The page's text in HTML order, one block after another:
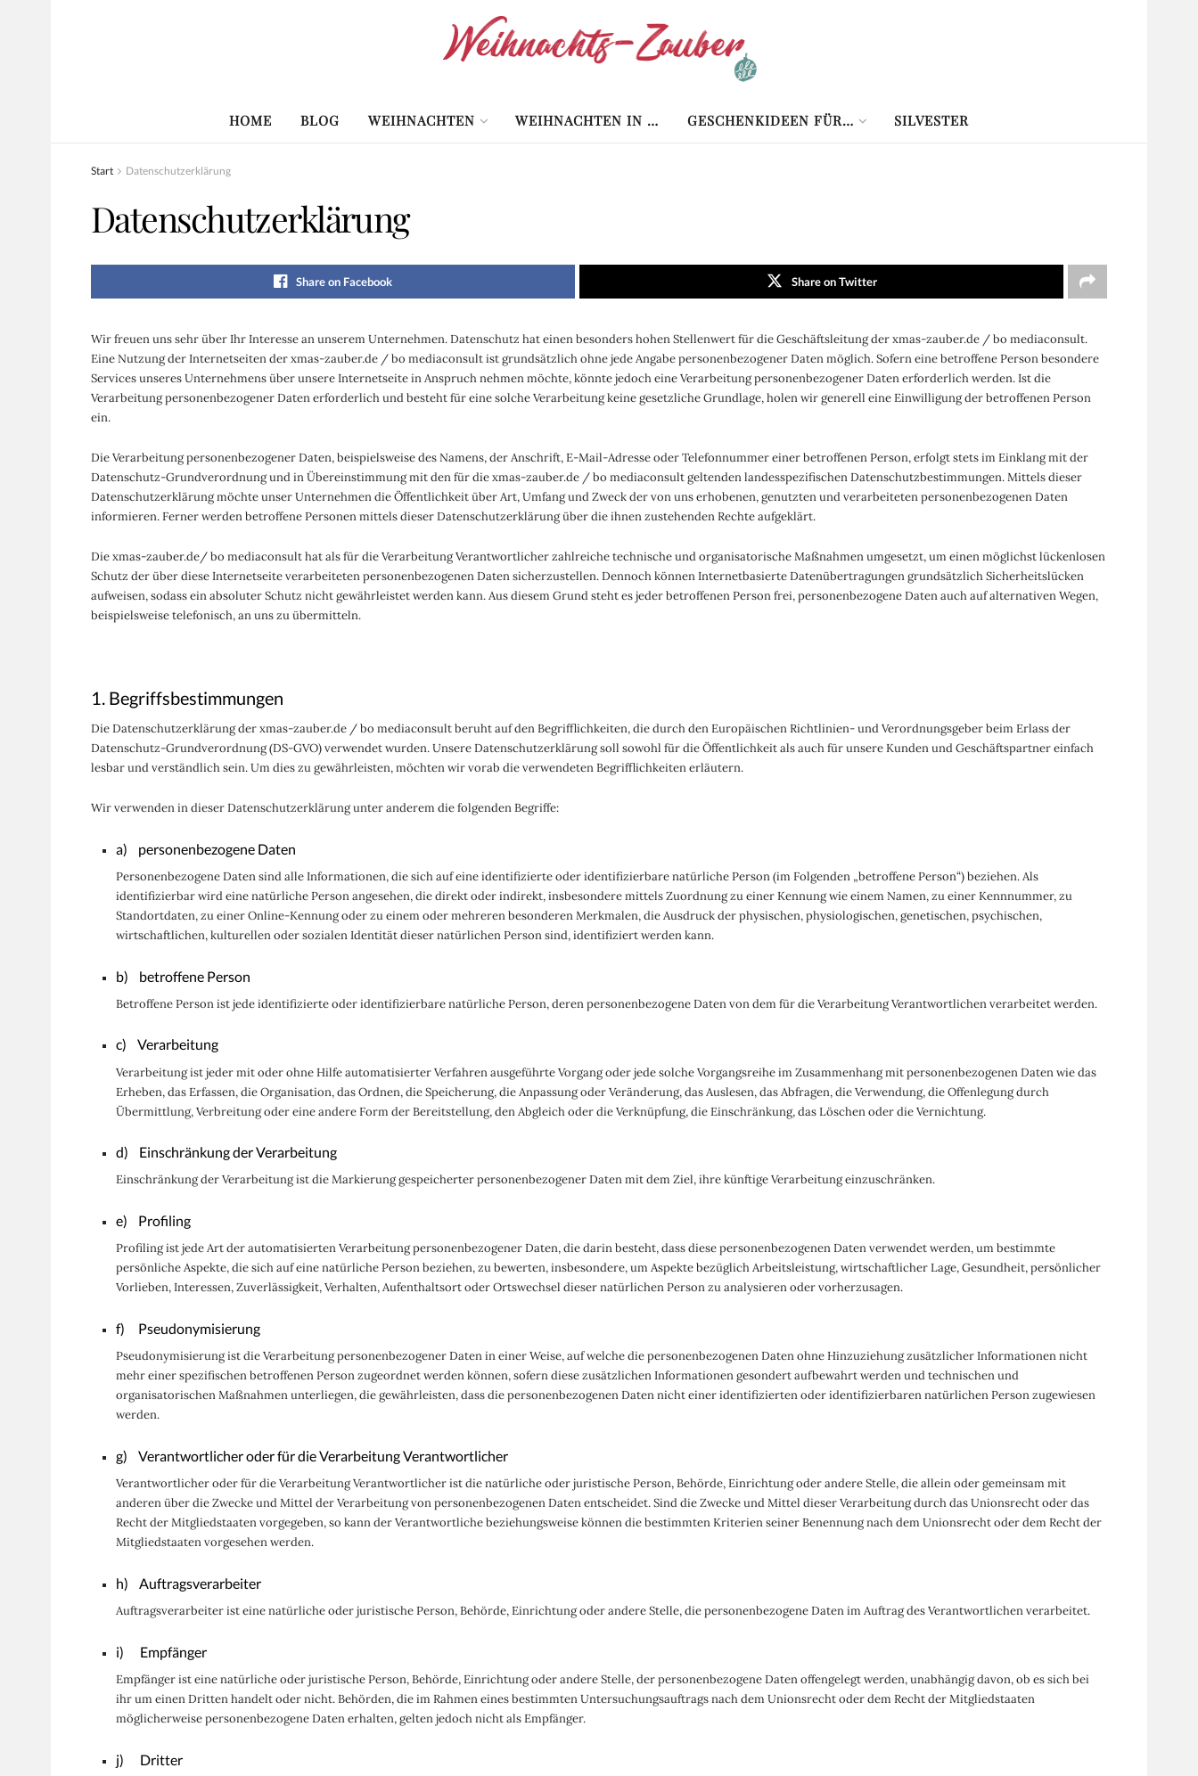
HOME BLOG WEIHNACHTEN WEIHNACHTEN IN … GESCHENKIDEEN FÜR… SILVESTER
Start Datenschutzerklärung
Datenschutzerklärung
Share on Facebook Share on Twitter
Wir freuen uns sehr über Ihr Interesse an unserem Unternehmen. Datenschutz hat einen besonders hohen Stellenwert für die Geschäftsleitung der xmas-zauber.de / bo mediaconsult.
Eine Nutzung der Internetseiten der xmas-zauber.de / bo mediaconsult ist grundsätzlich ohne jede Angabe personenbezogener Daten möglich. Sofern eine betroffene Person besondere
Services unseres Unternehmens über unsere Internetseite in Anspruch nehmen möchte, könnte jedoch eine Verarbeitung personenbezogener Daten erforderlich werden. Ist die
Verarbeitung personenbezogener Daten erforderlich und besteht für eine solche Verarbeitung keine gesetzliche Grundlage, holen wir generell eine Einwilligung der betroffenen Person
ein.
Die Verarbeitung personenbezogener Daten, beispielsweise des Namens, der Anschrift, E-Mail-Adresse oder Telefonnummer einer betroffenen Person, erfolgt stets im Einklang mit der
Datenschutz-Grundverordnung und in Übereinstimmung mit den für die xmas-zauber.de / bo mediaconsult geltenden landesspezifischen Datenschutzbestimmungen. Mittels dieser
Datenschutzerklärung möchte unser Unternehmen die Öffentlichkeit über Art, Umfang und Zweck der von uns erhobenen, genutzten und verarbeiteten personenbezogenen Daten
informieren. Ferner werden betroffene Personen mittels dieser Datenschutzerklärung über die ihnen zustehenden Rechte aufgeklärt.
Die xmas-zauber.de/ bo mediaconsult hat als für die Verarbeitung Verantwortlicher zahlreiche technische und organisatorische Maßnahmen umgesetzt, um einen möglichst lückenlosen
Schutz der über diese Internetseite verarbeiteten personenbezogenen Daten sicherzustellen. Dennoch können Internetbasierte Datenübertragungen grundsätzlich Sicherheitslücken
aufweisen, sodass ein absoluter Schutz nicht gewährleistet werden kann. Aus diesem Grund steht es jeder betroffenen Person frei, personenbezogene Daten auch auf alternativen Wegen,
beispielsweise telefonisch, an uns zu übermitteln.
1. Begriffsbestimmungen
Die Datenschutzerklärung der xmas-zauber.de / bo mediaconsult beruht auf den Begrifflichkeiten, die durch den Europäischen Richtlinien- und Verordnungsgeber beim Erlass der
Datenschutz-Grundverordnung (DS-GVO) verwendet wurden. Unsere Datenschutzerklärung soll sowohl für die Öffentlichkeit als auch für unsere Kunden und Geschäftspartner einfach
lesbar und verständlich sein. Um dies zu gewährleisten, möchten wir vorab die verwendeten Begrifflichkeiten erläutern.
Wir verwenden in dieser Datenschutzerklärung unter anderem die folgenden Begriffe:
a) personenbezogene Daten
Personenbezogene Daten sind alle Informationen, die sich auf eine identifizierte oder identifizierbare natürliche Person (im Folgenden „betroffene Person“) beziehen. Als
identifizierbar wird eine natürliche Person angesehen, die direkt oder indirekt, insbesondere mittels Zuordnung zu einer Kennung wie einem Namen, zu einer Kennnummer, zu
Standortdaten, zu einer Online-Kennung oder zu einem oder mehreren besonderen Merkmalen, die Ausdruck der physischen, physiologischen, genetischen, psychischen,
wirtschaftlichen, kulturellen oder sozialen Identität dieser natürlichen Person sind, identifiziert werden kann.
b) betroffene Person
Betroffene Person ist jede identifizierte oder identifizierbare natürliche Person, deren personenbezogene Daten von dem für die Verarbeitung Verantwortlichen verarbeitet werden.
c) Verarbeitung
Verarbeitung ist jeder mit oder ohne Hilfe automatisierter Verfahren ausgeführte Vorgang oder jede solche Vorgangsreihe im Zusammenhang mit personenbezogenen Daten wie das
Erheben, das Erfassen, die Organisation, das Ordnen, die Speicherung, die Anpassung oder Veränderung, das Auslesen, das Abfragen, die Verwendung, die Offenlegung durch
Übermittlung, Verbreitung oder eine andere Form der Bereitstellung, den Abgleich oder die Verknüpfung, die Einschränkung, das Löschen oder die Vernichtung.
d) Einschränkung der Verarbeitung
Einschränkung der Verarbeitung ist die Markierung gespeicherter personenbezogener Daten mit dem Ziel, ihre künftige Verarbeitung einzuschränken.
e) Profiling
Profiling ist jede Art der automatisierten Verarbeitung personenbezogener Daten, die darin besteht, dass diese personenbezogenen Daten verwendet werden, um bestimmte
persönliche Aspekte, die sich auf eine natürliche Person beziehen, zu bewerten, insbesondere, um Aspekte bezüglich Arbeitsleistung, wirtschaftlicher Lage, Gesundheit, persönlicher
Vorlieben, Interessen, Zuverlässigkeit, Verhalten, Aufenthaltsort oder Ortswechsel dieser natürlichen Person zu analysieren oder vorherzusagen.
f) Pseudonymisierung
Pseudonymisierung ist die Verarbeitung personenbezogener Daten in einer Weise, auf welche die personenbezogenen Daten ohne Hinzuziehung zusätzlicher Informationen nicht
mehr einer spezifischen betroffenen Person zugeordnet werden können, sofern diese zusätzlichen Informationen gesondert aufbewahrt werden und technischen und
organisatorischen Maßnahmen unterliegen, die gewährleisten, dass die personenbezogenen Daten nicht einer identifizierten oder identifizierbaren natürlichen Person zugewiesen
werden.
g) Verantwortlicher oder für die Verarbeitung Verantwortlicher
Verantwortlicher oder für die Verarbeitung Verantwortlicher ist die natürliche oder juristische Person, Behörde, Einrichtung oder andere Stelle, die allein oder gemeinsam mit
anderen über die Zwecke und Mittel der Verarbeitung von personenbezogenen Daten entscheidet. Sind die Zwecke und Mittel dieser Verarbeitung durch das Unionsrecht oder das
Recht der Mitgliedstaaten vorgegeben, so kann der Verantwortliche beziehungsweise können die bestimmten Kriterien seiner Benennung nach dem Unionsrecht oder dem Recht der
Mitgliedstaaten vorgesehen werden.
h) Auftragsverarbeiter
Auftragsverarbeiter ist eine natürliche oder juristische Person, Behörde, Einrichtung oder andere Stelle, die personenbezogene Daten im Auftrag des Verantwortlichen verarbeitet.
i) Empfänger
Empfänger ist eine natürliche oder juristische Person, Behörde, Einrichtung oder andere Stelle, der personenbezogene Daten offengelegt werden, unabhängig davon, ob es sich bei
ihr um einen Dritten handelt oder nicht. Behörden, die im Rahmen eines bestimmten Untersuchungsauftrags nach dem Unionsrecht oder dem Recht der Mitgliedstaaten
möglicherweise personenbezogene Daten erhalten, gelten jedoch nicht als Empfänger.
j) Dritter